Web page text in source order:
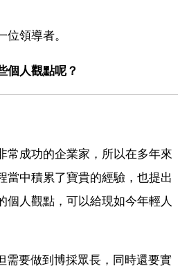
領導者。
個人觀點呢？
常成功的企業家，所以在多年來
當中積累了寶貴的經驗，也提出
個人觀點，可以給現如今年輕人
需要做到博採眾長，同時還要實